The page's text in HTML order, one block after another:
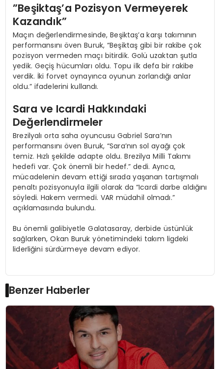
”Beşiktaş’a Pozisyon Vermeyerek
Kazandık”
Maçın değerlendirmesinde, Beşiktaş’a karşı takımının
performansını öven Buruk, “Beşiktaş gibi bir rakibe çok
pozisyon vermeden maçı bitirdik. Golü uzaktan şutla
yedik. Geçiş hücumları oldu. Topu ilk defa bir rakibe
verdik. İki forvet oynayınca oyunun zorlandığı anlar
oldu.” ifadelerini kullandı.
Sara ve Icardi Hakkındaki
Değerlendirmeler
Brezilyalı orta saha oyuncusu Gabriel Sara’nın
performansını öven Buruk, “Sara’nın sol ayağı çok
temiz. Hızlı şekilde adapte oldu. Brezilya Milli Takımı
hedefi var. Çok önemli bir hedef.” dedi. Ayrıca,
mücadelenin devam ettiği sırada yaşanan tartışmalı
penaltı pozisyonuyla ilgili olarak da “Icardi darbe aldığını
söyledi. Hakem vermedi. VAR müdahil olmadı.”
açıklamasında bulundu.
Bu önemli galibiyetle Galatasaray, derbide üstünlük
sağlarken, Okan Buruk yönetimindeki takım ligdeki
liderliğini sürdürmeye devam ediyor.
Benzer Haberler